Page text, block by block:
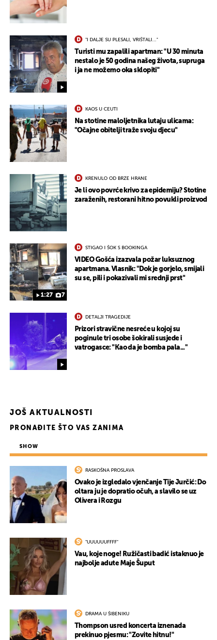
"I DALJE SU PLESALI, VRIŠTALI..."
Turisti mu zapalili apartman: "U 30 minuta
nestalo je 50 godina našeg života, supruga
i ja ne možemo oka sklopiti"
KAOS U CEUTI
Na stotine maloljetnika lutaju ulicama:
"Očajne obitelji traže svoju djecu"
KRENULO OD BRZE HRANE
Je li ovo povrće krivo za epidemiju? Stotine
zaraženih, restorani hitno povukli proizvod
1:27 7
STIGAO I ŠOK S BOOKINGA
VIDEO Gošća izazvala požar luksuznog
apartmana. Vlasnik: "Dok je gorjelo, smijali
su se, pili i pokazivali mi srednji prst"
DETALJI TRAGEDIJE
Prizori stravične nesreće u kojoj su
poginule tri osobe šokirali susjede i
vatrogasce: "Kao da je bomba pala..."
JOŠ AKTUALNOSTI
PRONAĐITE ŠTO VAS ZANIMA
SHOW
RASKOŠNA PROSLAVA
Ovako je izgledalo vjenčanje Tije Jurčić: Do
oltara ju je dopratio očuh, a slavilo se uz
Olivera i Rozgu
"UUUUUUFFFF"
Vau, koje noge! Ružičasti badić istaknuo je
najbolje adute Maje Šuput
DRAMA U ŠIBENIKU
Thompson usred koncerta iznenada
prekinuo pjesmu: "Zovite hitnu!"
UKLJUČITE NOTIFIKACIJE